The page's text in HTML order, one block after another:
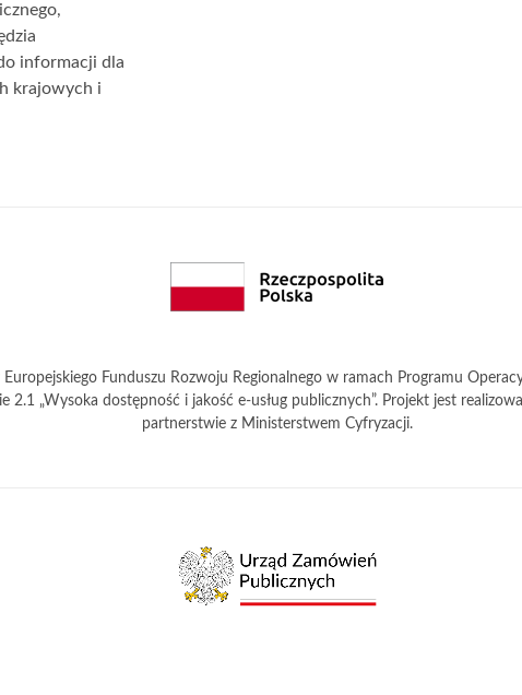
informacji dla
krajowych i
Funduszu Rozwoju Regionalnego w ramach Programu
2.1 „Wysoka dostępność i jakość e-usług publicznych”. Projekt jest
partnerstwie z Ministerstwem Cyfryzacji.